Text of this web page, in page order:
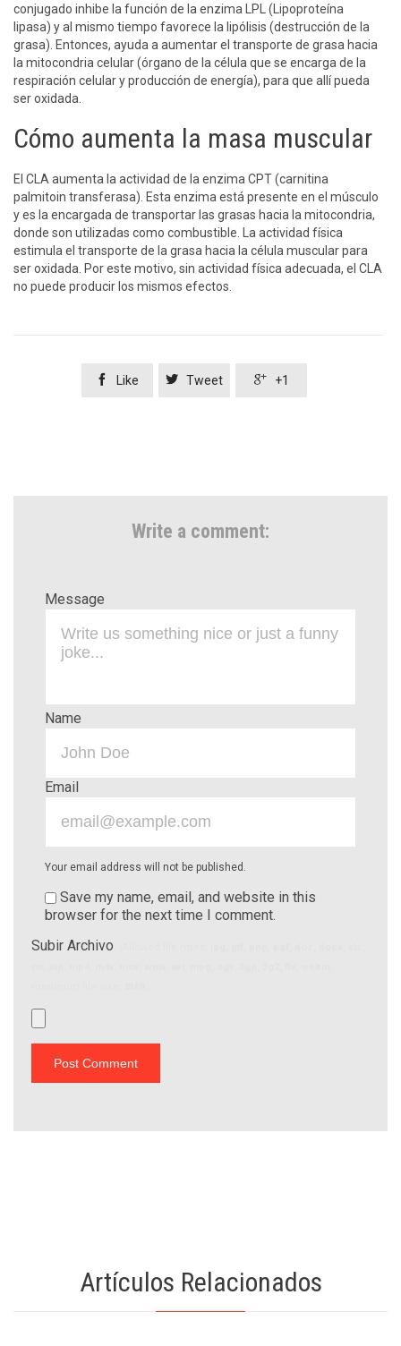
conjugado inhibe la función de la enzima LPL (Lipoproteína
lipasa) y al mismo tiempo favorece la lipólisis (destrucción de la
grasa). Entonces, ayuda a aumentar el transporte de grasa hacia
la mitocondria celular (órgano de la célula que se encarga de la
respiración celular y producción de energía), para que allí pueda
ser oxidada.
Cómo aumenta la masa muscular
El CLA aumenta la actividad de la enzima CPT (carnitina
palmitoin transferasa). Esta enzima está presente en el músculo
y es la encargada de transportar las grasas hacia la mitocondria,
donde son utilizadas como combustible. La actividad física
estimula el transporte de la grasa hacia la célula muscular para
ser oxidada. Por este motivo, sin actividad física adecuada, el CLA
no puede producir los mismos efectos.
 Like  Tweet  +1
Write a comment:
Message
Name
Email
Your email address will not be published.
Save my name, email, and website in this
browser for the next time I comment.
Subir Archivo
Artículos Relacionados